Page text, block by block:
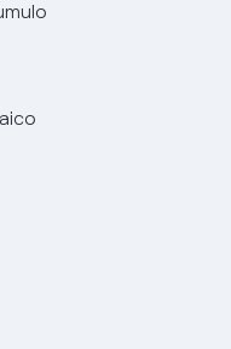
e servizi
e servizi
dei dati